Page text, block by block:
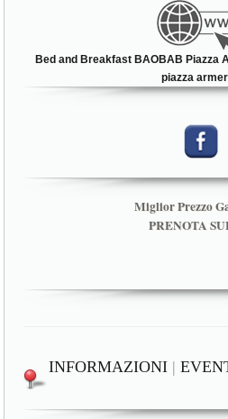
Bed and Breakfast BAOBAB Piazza
piazza
Miglior Prezzo
PRENOTA
INFORMAZIONI |